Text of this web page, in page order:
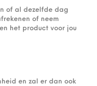
of al dezelfde dag
of neem
het product voor jou
en zal er dan ook